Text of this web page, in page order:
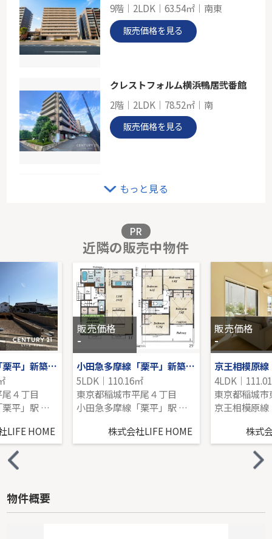
-
96.26㎡～99.05㎡
東京都稲城市若葉台１丁目
9階｜2LDK｜63.54㎡｜南東
販売価格を見る
クレストフォルム横浜鴨居弐番館
2階｜2LDK｜78.52㎡｜南
販売価格を見る
販売価格を見る
京王線「中河原」中古戸建
-｜4LDK｜110.56㎡｜-
販売価格を見る
もっと見る
PR
近隣の販売中物件
小田急多摩線「栗平」新築分譲
４丁目
小田急多摩線「栗平」駅 徒歩16分
LIFE HOME
販売価格
-
小田急多摩線「栗平」新築分譲
5LDK｜110.16㎡
東京都稲城市平尾４丁目
小田急多摩線「栗平」駅 徒歩16分
株式会社LIFE HOME
販売価格
-
4LDK｜
東京都稲城市
株式
物件概要